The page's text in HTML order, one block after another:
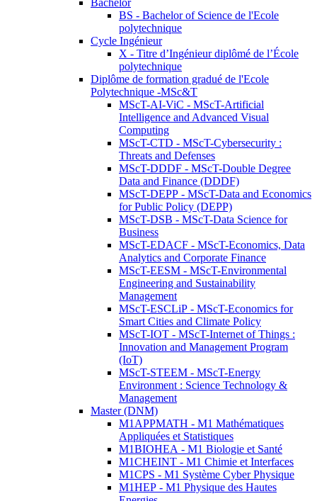
Bachelor
BS - Bachelor of Science de l'Ecole
polytechnique
Cycle Ingénieur
X - Titre d’Ingénieur diplômé de l’École
polytechnique
Diplôme de formation gradué de l'Ecole
Polytechnique -MSc&T
MScT-AI-ViC - MScT-Artificial
Intelligence and Advanced Visual
Computing
MScT-CTD - MScT-Cybersecurity :
Threats and Defenses
MScT-DDDF - MScT-Double Degree
Data and Finance (DDDF)
MScT-DEPP - MScT-Data and Economics
for Public Policy (DEPP)
MScT-DSB - MScT-Data Science for
Business
MScT-EDACF - MScT-Economics, Data
Analytics and Corporate Finance
MScT-EESM - MScT-Environmental
Engineering and Sustainability
Management
MScT-ESCLiP - MScT-Economics for
Smart Cities and Climate Policy
MScT-IOT - MScT-Internet of Things :
Innovation and Management Program
(IoT)
MScT-STEEM - MScT-Energy
Environment : Science Technology &
Management
Master (DNM)
M1APPMATH - M1 Mathématiques
Appliquées et Statistiques
M1BIOHEA - M1 Biologie et Santé
M1CHEINT - M1 Chimie et Interfaces
M1CPS - M1 Système Cyber Physique
M1HEP - M1 Physique des Hautes